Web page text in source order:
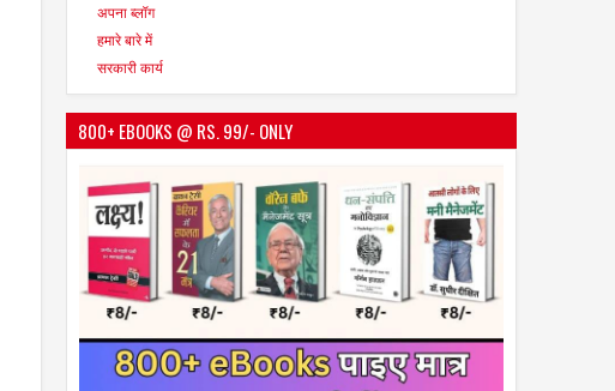
अपना ब्लॉग
हमारे बारे में
सरकारी कार्य
800+ EBOOKS @ RS. 99/- ONLY